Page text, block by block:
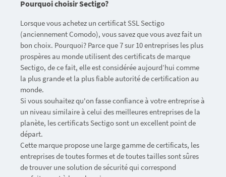
Pourquoi choisir Sectigo?
Lorsque vous achetez un certificat SSL Sectigo
(anciennement Comodo), vous savez que vous avez fait un
bon choix. Pourquoi? Parce que 7 sur 10 entreprises les plus
prospères au monde utilisent des certificats de marque
Sectigo, de ce fait, elle est considérée aujourd’hui comme
la plus grande et la plus fiable autorité de certification au
monde.
Si vous souhaitez qu'on fasse confiance à votre entreprise à
un niveau similaire à celui des meilleures entreprises de la
planète, les certificats Sectigo sont un excellent point de
départ.
Cette marque propose une large gamme de certificats, les
entreprises de toutes formes et de toutes tailles sont sûres
de trouver une solution de sécurité qui correspond